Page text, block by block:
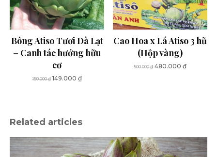
Bông Atiso Tươi Đà Lạt
– Canh tác hướng hữu
cơ
150.000₫ Giá
149.000 ₫Giá
Cao Hoa x Lá Atiso 3 hũ
(Hộp vàng)
500.000₫ Giá
480.000 ₫Giá
Related articles